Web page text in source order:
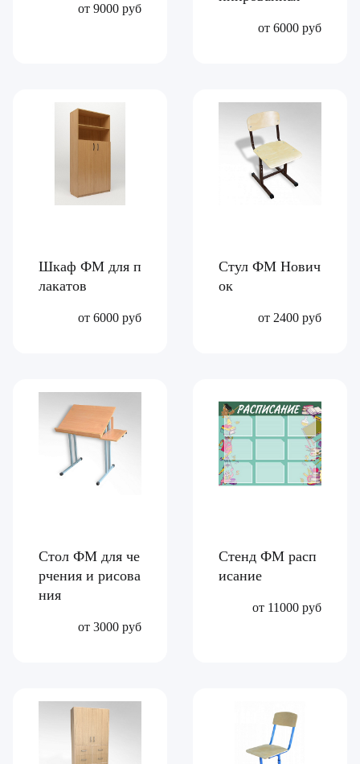
от 9000 руб
от 6000 руб
Шкаф ФМ для п
лакатов
от 6000 руб
Стул ФМ Нович
ок
от 2400 руб
Стол ФМ для че
рчения и рисова
ния
от 3000 руб
Стенд ФМ расп
исание
от 11000 руб